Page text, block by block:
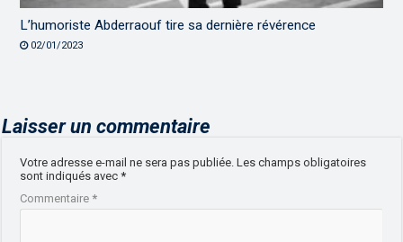
L’humoriste Abderraouf tire sa dernière révérence
02/01/2023
Laisser un commentaire
Votre adresse e-mail ne sera pas publiée. Les champs obligatoires
sont indiqués avec*
Commentaire*